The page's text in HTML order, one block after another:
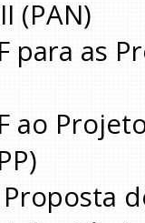
(PAN)
para as
ao